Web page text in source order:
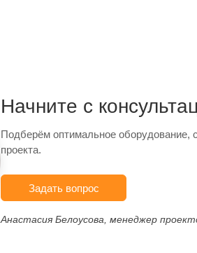
Начните с
Подберём оптимальное оборудование,
проекта.
Задать вопрос
Анастасия Белоусова, менеджер